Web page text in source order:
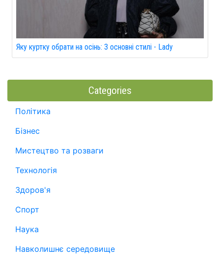
Яку куртку обрати на осінь: 3 основні стилі - Lady
Categories
Політика
Бізнес
Мистецтво та розваги
Технологія
Здоров'я
Спорт
Наука
Навколишнє середовище